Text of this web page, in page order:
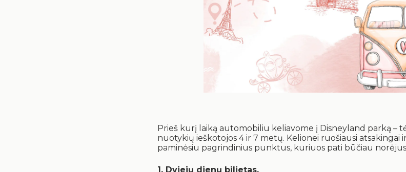
Prieš kurį laiką automobiliu keliavome į Disneyland parką –
nuotykių ieškotojos 4 ir 7 metų. Kelionei ruošiausi atsakingai
paminėsiu pagrindinius punktus, kuriuos pati būčiau
1. Dviejų dienų bilietas.